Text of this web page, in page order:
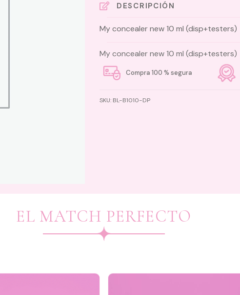
DESCRIPCIÓN
My concealer new 10 ml (disp+testers)
My concealer new 10 ml (disp+testers)
Compra 100 % segura
SKU: BL-B1010-DP
EL MATCH PERFECTO